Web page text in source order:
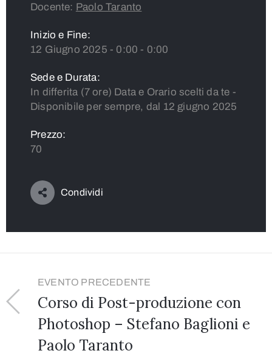
Docente: Paolo Taranto
Inizio e Fine:
12 Giugno 2025 - 0:00 - 0:00
Sede e Durata:
In differita (7 ore) Data e Orario scelti da te -
Disponibile per sempre, dal 12 giugno 2025
Prezzo:
70
Condividi
EVENTO PRECEDENTE
Corso di Post-produzione con
Photoshop – Stefano Baglioni e
Paolo Taranto